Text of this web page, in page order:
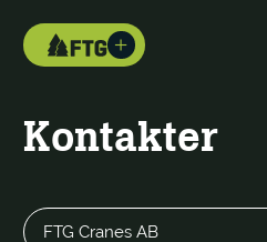
Kontakter